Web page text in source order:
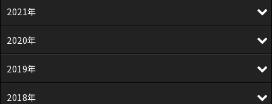
2021年
2020年
2019年
2018年